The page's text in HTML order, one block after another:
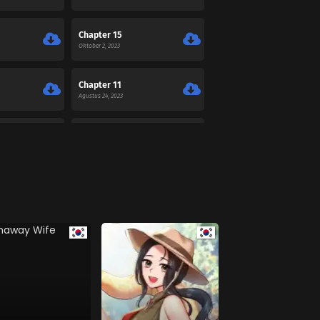
Chapter 15
Oktober 2, 2023
Chapter 11
Agustus 24, 2023